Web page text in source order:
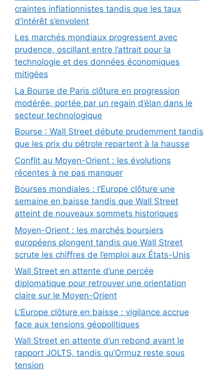
craintes inflationnistes tandis que les taux
d’intérêt s’envolent
Les marchés mondiaux progressent avec
prudence, oscillant entre l’attrait pour la
technologie et des données économiques
mitigées
La Bourse de Paris clôture en progression
modérée, portée par un regain d’élan dans le
secteur technologique
Bourse : Wall Street débute prudemment tandis
que les prix du pétrole repartent à la hausse
Conflit au Moyen-Orient : les évolutions
récentes à ne pas manquer
Bourses mondiales : l’Europe clôture une
semaine en baisse tandis que Wall Street
atteint de nouveaux sommets historiques
Moyen-Orient : les marchés boursiers
européens plongent tandis que Wall Street
scrute les chiffres de l’emploi aux États-Unis
Wall Street en attente d’une percée
diplomatique pour retrouver une orientation
claire sur le Moyen-Orient
L’Europe clôture en baisse : vigilance accrue
face aux tensions géopolitiques
Wall Street en attente d’un rebond avant le
rapport JOLTS, tandis qu’Ormuz reste sous
tension